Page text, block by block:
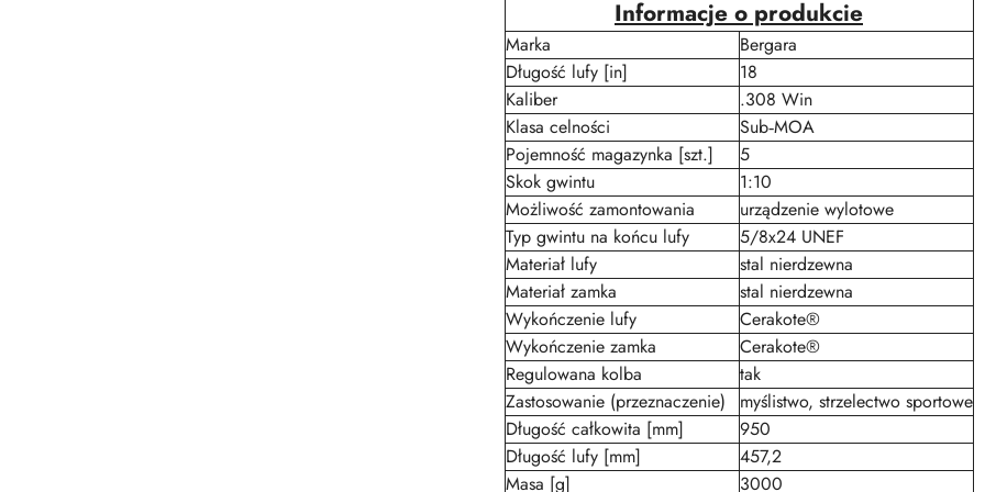
Informacje o produkcie
Marka
Bergara
Długość lufy [in]
18
Kaliber
.308 Win
Klasa celności
Sub‑MOA
Pojemność magazynka [szt.]
5
Skok gwintu
1:10
Możliwość zamontowania
urządzenie wylotowe
Typ gwintu na końcu lufy
5/8x24 UNEF
Materiał lufy
stal nierdzewna
Materiał zamka
stal nierdzewna
Wykończenie lufy
Cerakote®
Wykończenie zamka
Cerakote®
Regulowana kolba
tak
Zastosowanie (przeznaczenie)
myślistwo, strzelectwo sportowe
Długość całkowita [mm]
950
Długość lufy [mm]
457,2
Masa [g]
3000